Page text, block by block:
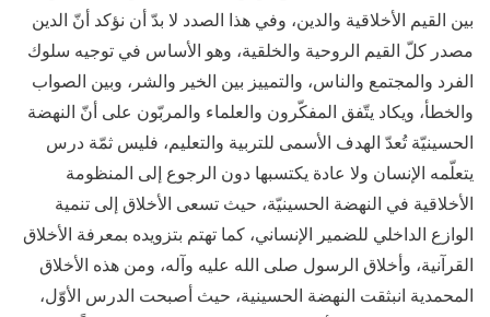
بين القيم الأخلاقية والدين، وفي هذا الصدد لا بدّ أن نؤكد أنّ الدين
مصدر كلّ القيم الروحية والخلقية، وهو الأساس في توجيه سلوك
الفرد والمجتمع والناس، والتمييز بين الخير والشر، وبين الصواب
والخطأ، ويكاد يتّفق المفكّرون والعلماء والمربّون على أنّ النهضة
الحسينيّة تُعدّ الهدف الأسمى للتربية والتعليم، فليس ثمّة درس
يتعلّمه الإنسان ولا عادة يكتسبها دون الرجوع إلى المنظومة
الأخلاقية في النهضة الحسينيّة، حيث تسعى الأخلاق إلى تنمية
الوازع الداخلي للضمير الإنساني، كما تهتم بتزويده بمعرفة الأخلاق
القرآنية، وأخلاق الرسول صلى الله عليه وآله، ومن هذه الأخلاق
المحمدية انبثقت النهضة الحسينية، حيث أصبحت الدرس الأوّل،